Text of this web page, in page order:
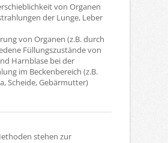
von Organen
der Lunge, Leber
von Organen (z.B. durch
Füllungszustände von
Harnblase bei der
im Beckenbereich (z.B.
Scheide, Gebärmutter)
stehen zur